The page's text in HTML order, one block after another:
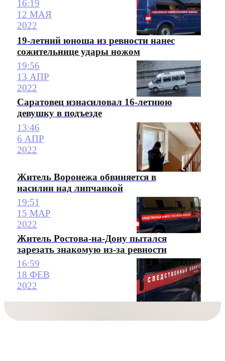
16:19
12 МАЯ
2022
19-летний юноша из ревности нанес
сожительнице удары ножом
19:56
13 АПР
2022
Саратовец изнасиловал 16-летнюю
девушку в подъезде
13:46
6 АПР
2022
Житель Воронежа обвиняется в
насилии над липчанкой
19:51
15 МАР
2022
Житель Ростова-на-Дону пытался
зарезать знакомую из-за ревности
16:59
18 ФЕВ
2022